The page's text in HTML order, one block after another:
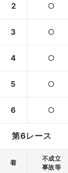
2 ○
3 ○
4 ○
5 ○
6 ○
第6レース
着
不成立
事故等